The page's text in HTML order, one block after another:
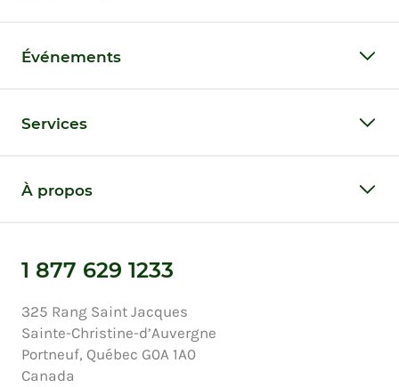
Événements
Services
À propos
1 877 629 1233
325 Rang Saint Jacques
Sainte-Christine-d’Auvergne
Portneuf, Québec G0A 1A0
Canada